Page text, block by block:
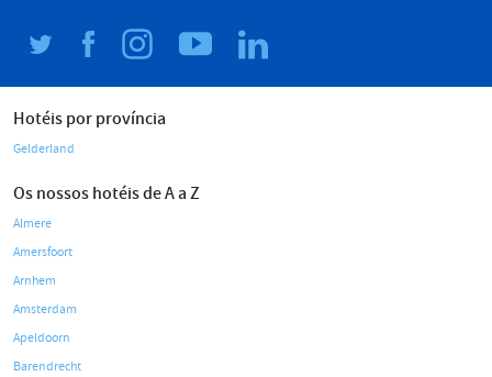
Hotéis por província
Gelderland
Os nossos hotéis de A a Z
Almere
Amersfoort
Arnhem
Amsterdam
Apeldoorn
Barendrecht